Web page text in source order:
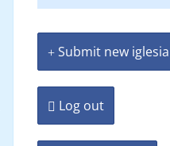
Submit new iglesia
Log out